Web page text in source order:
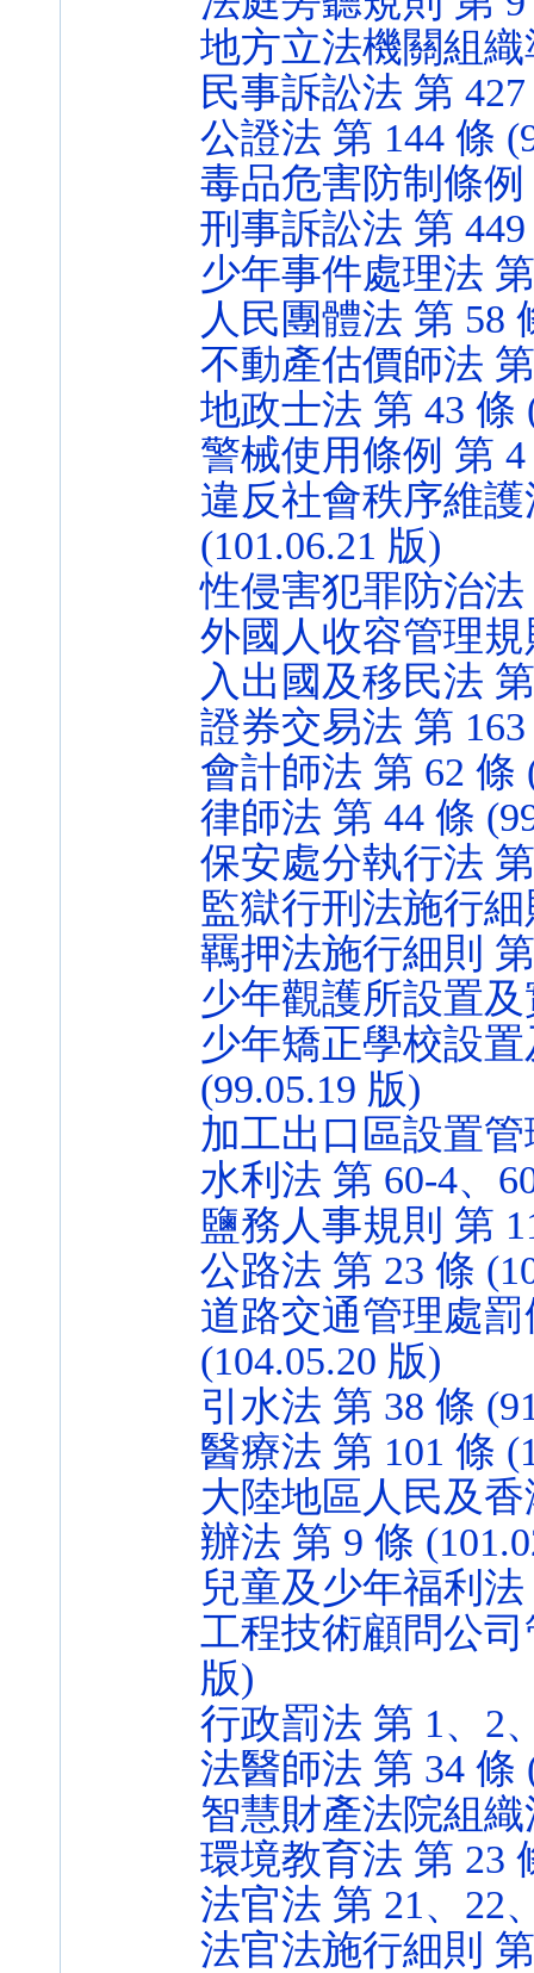
地方立法機關組織
民事訴訟法 第
公證法 第 144 條
毒品危害防制條例
刑事訴訟法 第
少年事件處理法
人民團體法 第 58
不動產估價師法
地政士法 第 43 條
警械使用條例 第 4
違反社會秩序維
(101.06.21 版)
性侵害犯罪防治法
外國人收容管理規
入出國及移民法
證券交易法 第
會計師法 第 62 條
律師法 第 44 條
保安處分執行法
監獄行刑法施行細
羈押法施行細則
少年觀護所設置及
少年矯正學校設
(99.05.19 版)
加工出口區設置管
水利法 第 60-4、
鹽務人事規則 第
公路法 第 23 條
道路交通管理處罰
(104.05.20 版)
引水法 第 38 條
醫療法 第 101 條
大陸地區人民及
辦法 第 9 條
兒童及少年福利法
工程技術顧問公司
版)
行政罰法 第 1、2
法醫師法 第 34 條
智慧財產法院組織
環境教育法 第 23
法官法 第 21、22
法官法施行細則